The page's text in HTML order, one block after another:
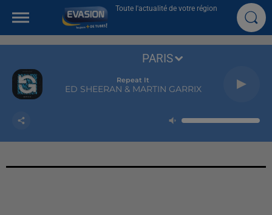
Toute l'actualité de votre région
Repeat It
ED SHEERAN & MARTIN GARRIX
PARIS